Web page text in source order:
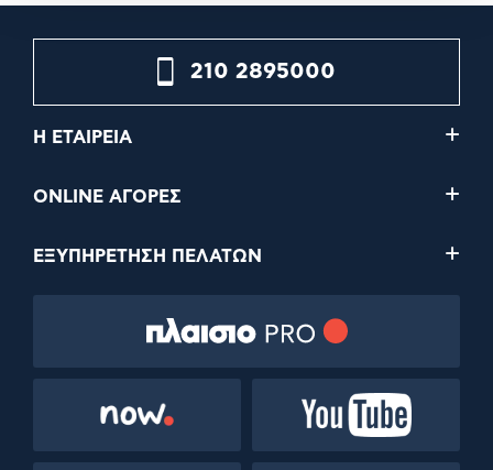
210 2895000
Η ΕΤΑΙΡΕΙΑ
ONLINE ΑΓΟΡΕΣ
ΕΞΥΠΗΡΕΤΗΣΗ ΠΕΛΑΤΩΝ